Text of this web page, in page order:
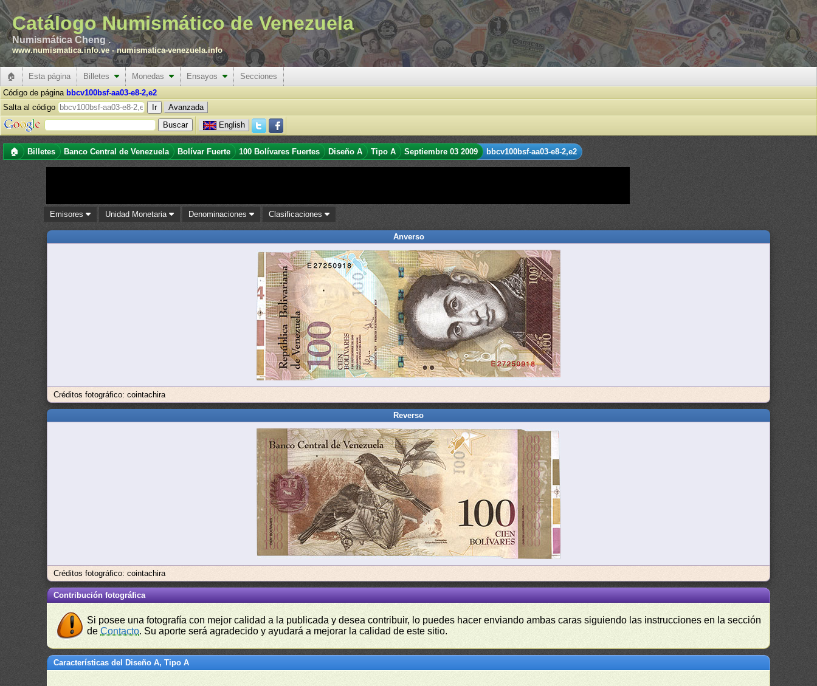
Catálogo Numismático de Venezuela
Numismática Cheng .
www.numismatica.info.ve -numismatica-venezuela.info
🏠 Esta página Billetes Monedas Ensayos
Secciones
Código de página bbcv100bsf-aa03-e8-2,e2
Salta al código
Avanzada
English
🏠 Billetes Banco Central de Venezuela Bolívar Fuerte 100 Bolívares Fuertes Diseño A Tipo A Septiembre 03 2009 bbcv100bsf-aa03-e8-2,e2
Emisores Unidad Monetaria Denominaciones Clasificaciones
Anverso
Créditos fotográfico: cointachira
Reverso
Créditos fotográfico: cointachira
Contribución fotográfica
Si posee una fotografía con mejor calidad a la publicada y desea contribuir, lo puedes hacer enviando ambas caras siguiendo las instrucciones en la sección
deContacto. Su aporte será agradecido y ayudará a mejorar la calidad de este sitio.
Características del Diseño A, Tipo A